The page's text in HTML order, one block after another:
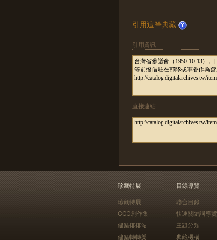
引用這筆典藏
引用資訊
直接連結
珍藏特展
珍藏特展
CCC創作集
建築排排站
建築轉轉樂
目錄導覽
聯合目錄
快速關鍵詞導覽
主題分類
典藏機構